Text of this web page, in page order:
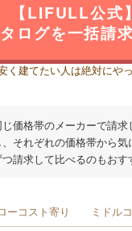
【LIFULL公式】
ログを一括請
く建てたい人は絶対にや
じ価格帯のメーカーで請求
、それぞれの価格帯から
請求して比べるのもおす
ーコスト寄り ミドル